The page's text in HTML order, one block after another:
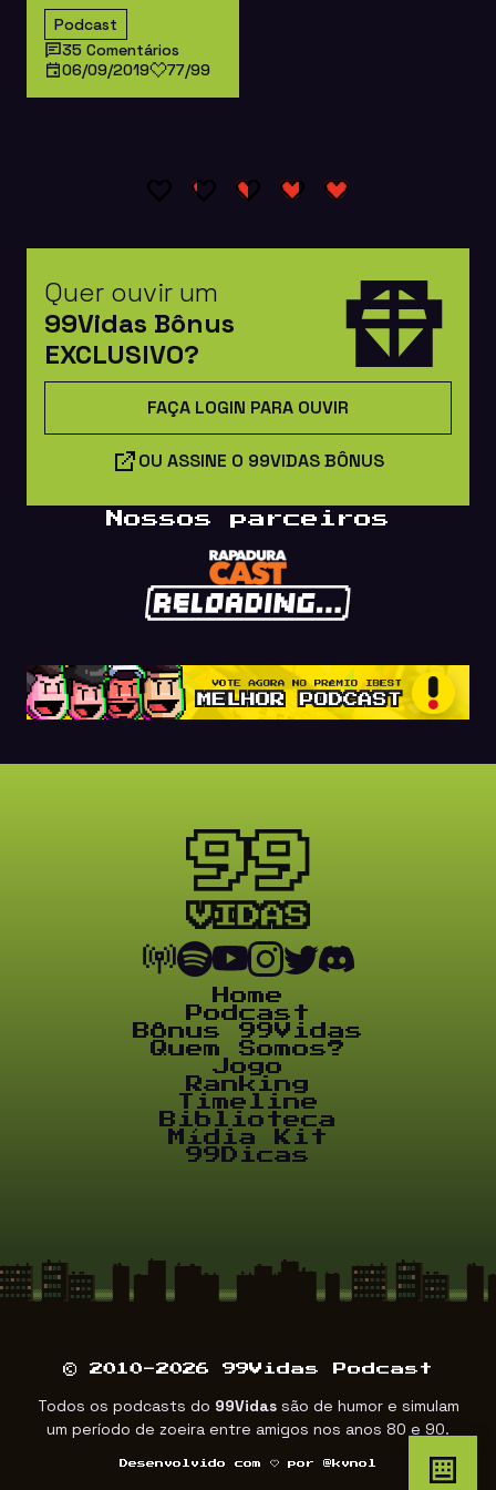
Podcast
35 Comentários
06/09/2019
77/99
Quer ouvir um
99Vidas Bônus
EXCLUSIVO?
FAÇA LOGIN PARA OUVIR
OU ASSINE O 99VIDAS BÔNUS
Nossos parceiros
Home
Podcast
Bônus 99Vidas
Quem Somos?
Jogo
Ranking
Timeline
Biblioteca
Mídia Kit
99Dicas
© 2010-2026 99Vidas Podcast
Todos os podcasts do 99Vidassão de humor e simulam
um período de zoeira entre amigos nos anos 80 e 90.
Desenvolvido com por @kvnol